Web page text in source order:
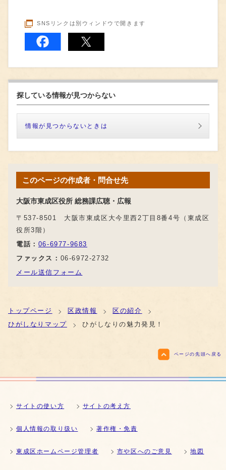
SNSリンクは別ウィンドウで開きます
探している情報が見つからない
情報が見つからないときは
このページの作成者・問合せ先
大阪市東成区役所 総務課広聴・広報
〒537-8501 大阪市東成区大今里西2丁目8番4号（東成区
役所3階）
電話： 06-6977-9683
ファックス： 06-6972-2732
メール送信フォーム
トップページ 区政情報
区の紹介
ひがしなりマップ
ひがしなりの魅力発見！
ページの先頭へ戻る
サイトの使い方 サイトの考え方
個人情報の取り扱い 著作権・免責
東成区ホームページ管理者 市や区へのご意見 地図